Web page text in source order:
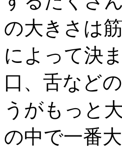
の大きさは
によって決
口、舌など
うがもっと
の中で一番